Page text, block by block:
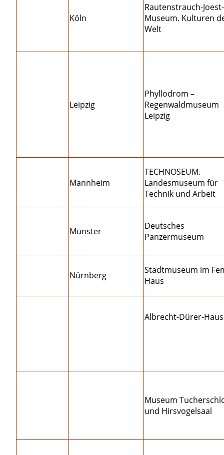
Köln
Rautenstrauch-Joest-
Museum. Kulturen
Welt
Leipzig
Phyllodrom –
Regenwaldmuseum
Leipzig
Mannheim
TECHNOSEUM.
Landesmuseum für
Technik und Arbeit
Munster
Deutsches
Panzermuseum
Nürnberg
Stadtmuseum im
Haus
Albrecht-Dürer-Haus
Museum
und Hirsvogelsaal